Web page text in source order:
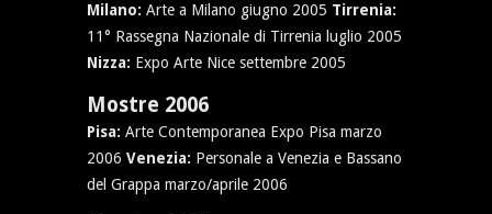
Milano: Arte a Milano giugno 2005 Tirrenia:
11° Rassegna Nazionale di Tirrenia luglio 2005
Nizza: Expo Arte Nice settembre 2005
Mostre 2006
Pisa: Arte Contemporanea Expo Pisa marzo
2006 Venezia: Personale a Venezia e Bassano
del Grappa marzo/aprile 2006